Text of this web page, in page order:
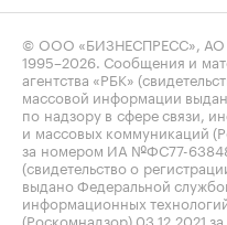
© ООО «БИЗНЕСПРЕСС»,
1995–2026 . Сообщения и
агентства «РБК»
массовой информации
по надзору в сфере связи,
и массовых коммуникаций
за номером ИА №ФС77-
(свидетельство о
выдано Федеральной
информационных
(Роскомнадзор) 03.12.2021